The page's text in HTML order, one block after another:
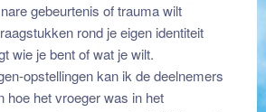
gebeurtenis of trauma wilt
rond je eigen identiteit
wie je bent of wat je wilt.
opstellingen kan ik de deelnemers
hoe het vroeger was in het